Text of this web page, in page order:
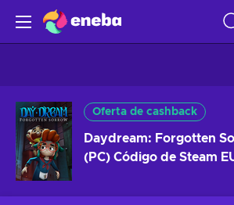
Oferta de cashback
Daydream: Forgotten
(PC) Código de Steam